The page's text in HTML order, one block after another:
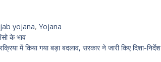
l e
yojana,Yojana
के भाव
में किया गया बड़ा बदलाव, सरकार ने जारी किए दिशा-निर्देश